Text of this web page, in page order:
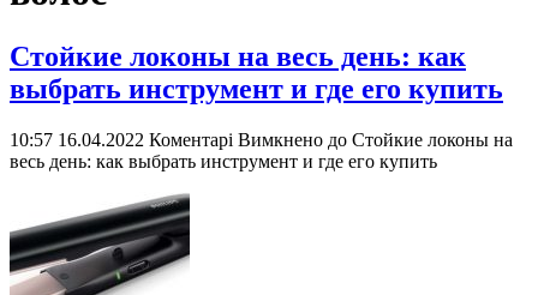
Стойкие локоны на весь день: как
выбрать инструмент и где его купить
10:57 16.04.2022 Коментарі Вимкнено до Стойкие локоны на
весь день: как выбрать инструмент и где его купить